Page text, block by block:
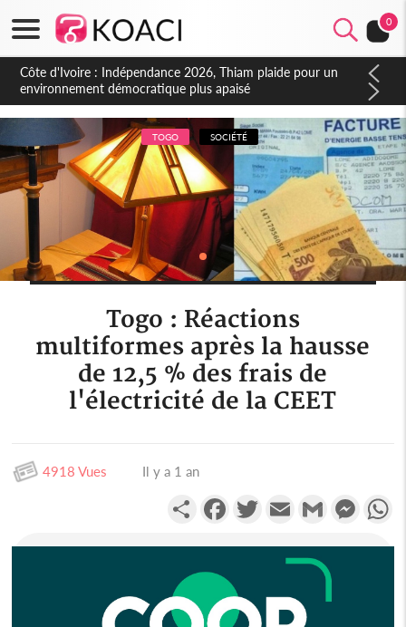
0
Côte d'Ivoire : Concours INFAS 2026, les convocations
seront disponibles à compter du samedi
TOGO SOCIÉTÉ
Togo : Réactions
multiformes après la hausse
de 12,5 % des frais de
l'électricité de la CEET
4918 Vues Il y a 1 an
PartagerFacebookTwitterEmail Gmail